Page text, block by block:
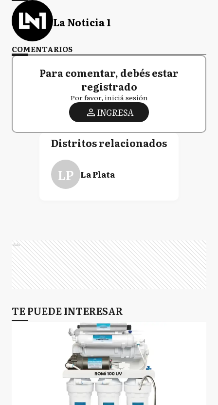
La Noticia 1
COMENTARIOS
Para comentar, debés estar
registrado
Por favor, iniciá sesión
INGRESA
Distritos relacionados
LP La Plata
Ads
TE PUEDE INTERESAR